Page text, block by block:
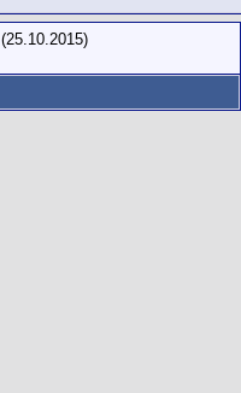
(25.10.2015)